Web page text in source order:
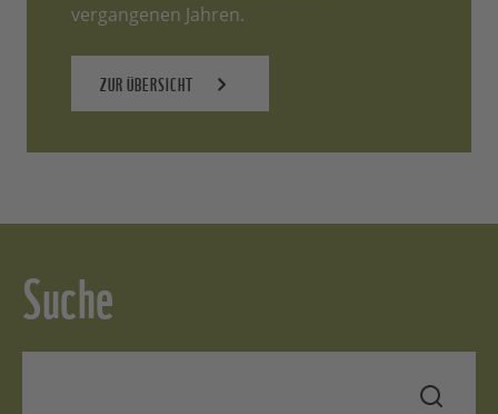
vergangenen Jahren.
ZUR ÜBERSICHT
Suche